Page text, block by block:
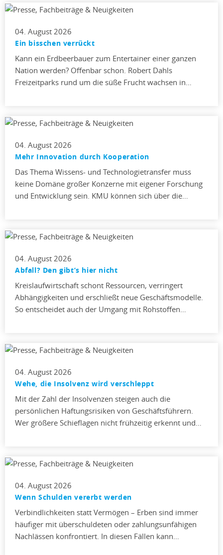
04. August 2026
Ein bisschen verrückt
Kann ein Erdbeerbauer zum Entertainer einer ganzen
Nation werden? Offenbar schon. Robert Dahls
Freizeitparks rund um die süße Frucht wachsen in…
04. August 2026
Mehr Innovation durch Kooperation
Das Thema Wissens- und Technologietransfer muss
keine Domäne großer Konzerne mit eigener Forschung
und Entwicklung sein. KMU können sich über die…
04. August 2026
Abfall? Den gibt’s hier nicht
Kreislaufwirtschaft schont Ressourcen, verringert
Abhängigkeiten und erschließt neue Geschäftsmodelle.
So entscheidet auch der Umgang mit Rohstoffen…
04. August 2026
Wehe, die Insolvenz wird verschleppt
Mit der Zahl der Insolvenzen steigen auch die
persönlichen Haftungsrisiken von Geschäftsführern.
Wer größere Schieflagen nicht frühzeitig erkennt und…
04. August 2026
Wenn Schulden vererbt werden
Verbindlichkeiten statt Vermögen – Erben sind immer
häufiger mit überschuldeten oder zahlungsunfähigen
Nachlässen konfrontiert. In diesen Fällen kann…